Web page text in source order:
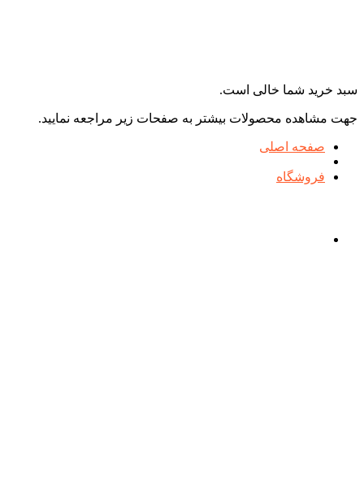
سبد خرید شما خالی است.
جهت مشاهده محصولات بیشتر به صفحات زیر مراجعه نمایید.
صفحه اصلی
فروشگاه